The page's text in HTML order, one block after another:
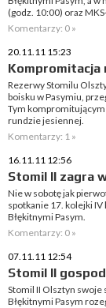
(godz. 10:00) oraz
Komentarzy: 0 »
20.11.11 15:23
Kompromitacja
Rezerwy Stomilu
boisku w Pasymiu,
Tym
rundzie jesiennej.
Komentarzy: 1 »
16.11.11 12:56
Stomil II zagra
Nie w sobotę jak
spotkanie 17. kolejki
Błękitnymi Pasym.
Komentarzy: 0 »
07.11.11 12:54
Stomil II
Stomil II Olsztyn swoje
Błękitnymi Pasym